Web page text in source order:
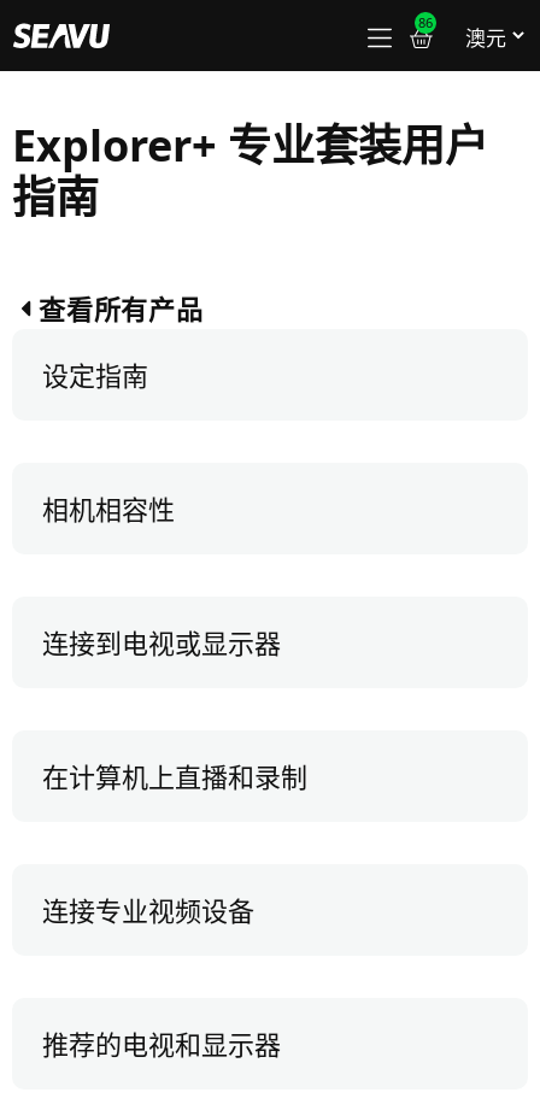
86
Explorer+ 专业套装用户
指南
查看所有产品
设定指南
相机相容性
连接到电视或显示器
在计算机上直播和录制
连接专业视频设备
推荐的电视和显示器